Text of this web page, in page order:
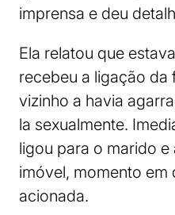
imprensa e deu
Ela relatou que
recebeu a ligação da
vizinho a havia
la sexualmente.
ligou para o marido
imóvel, momento em
acionada.